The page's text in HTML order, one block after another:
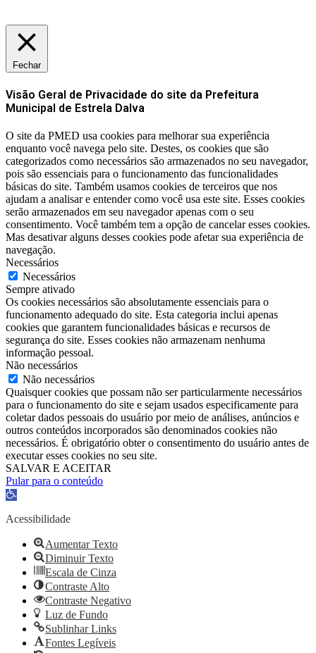
Fechar
Visão Geral de Privacidade do site da Prefeitura
Municipal de Estrela Dalva
O site da PMED usa cookies para melhorar sua experiência
enquanto você navega pelo site. Destes, os cookies que são
categorizados como necessários são armazenados no seu navegador,
pois são essenciais para o funcionamento das funcionalidades
básicas do site. Também usamos cookies de terceiros que nos
ajudam a analisar e entender como você usa este site. Esses cookies
serão armazenados em seu navegador apenas com o seu
consentimento. Você também tem a opção de cancelar esses cookies.
Mas desativar alguns desses cookies pode afetar sua experiência de
navegação.
Necessários
Necessários
Sempre ativado
Os cookies necessários são absolutamente essenciais para o
funcionamento adequado do site. Esta categoria inclui apenas
cookies que garantem funcionalidades básicas e recursos de
segurança do site. Esses cookies não armazenam nenhuma
informação pessoal.
Não necessários
Não necessários
Quaisquer cookies que possam não ser particularmente necessários
para o funcionamento do site e sejam usados ​​especificamente para
coletar dados pessoais do usuário por meio de análises, anúncios e
outros conteúdos incorporados são denominados cookies não
necessários. É obrigatório obter o consentimento do usuário antes de
executar esses cookies no seu site.
SALVAR E ACEITAR
Pular para o conteúdo
Barra
Ferramentas
Acessibilidade
Aumentar Texto
Diminuir Texto
Escala de Cinza
Contraste Alto
Contraste Negativo
Luz de Fundo
Sublinhar Links
Fontes Legíveis